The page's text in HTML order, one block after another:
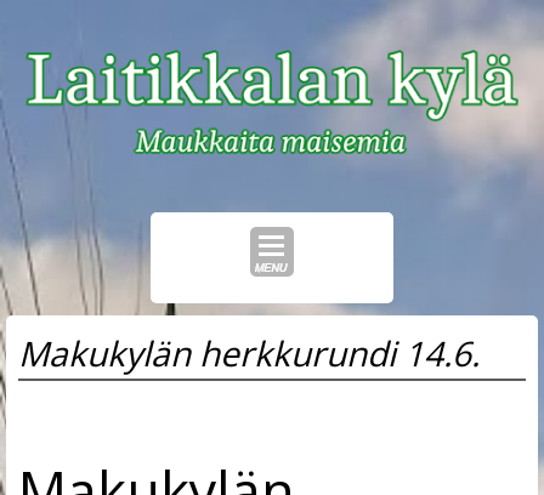
Skip
to
content
Makukylän herkkurundi 14.6.